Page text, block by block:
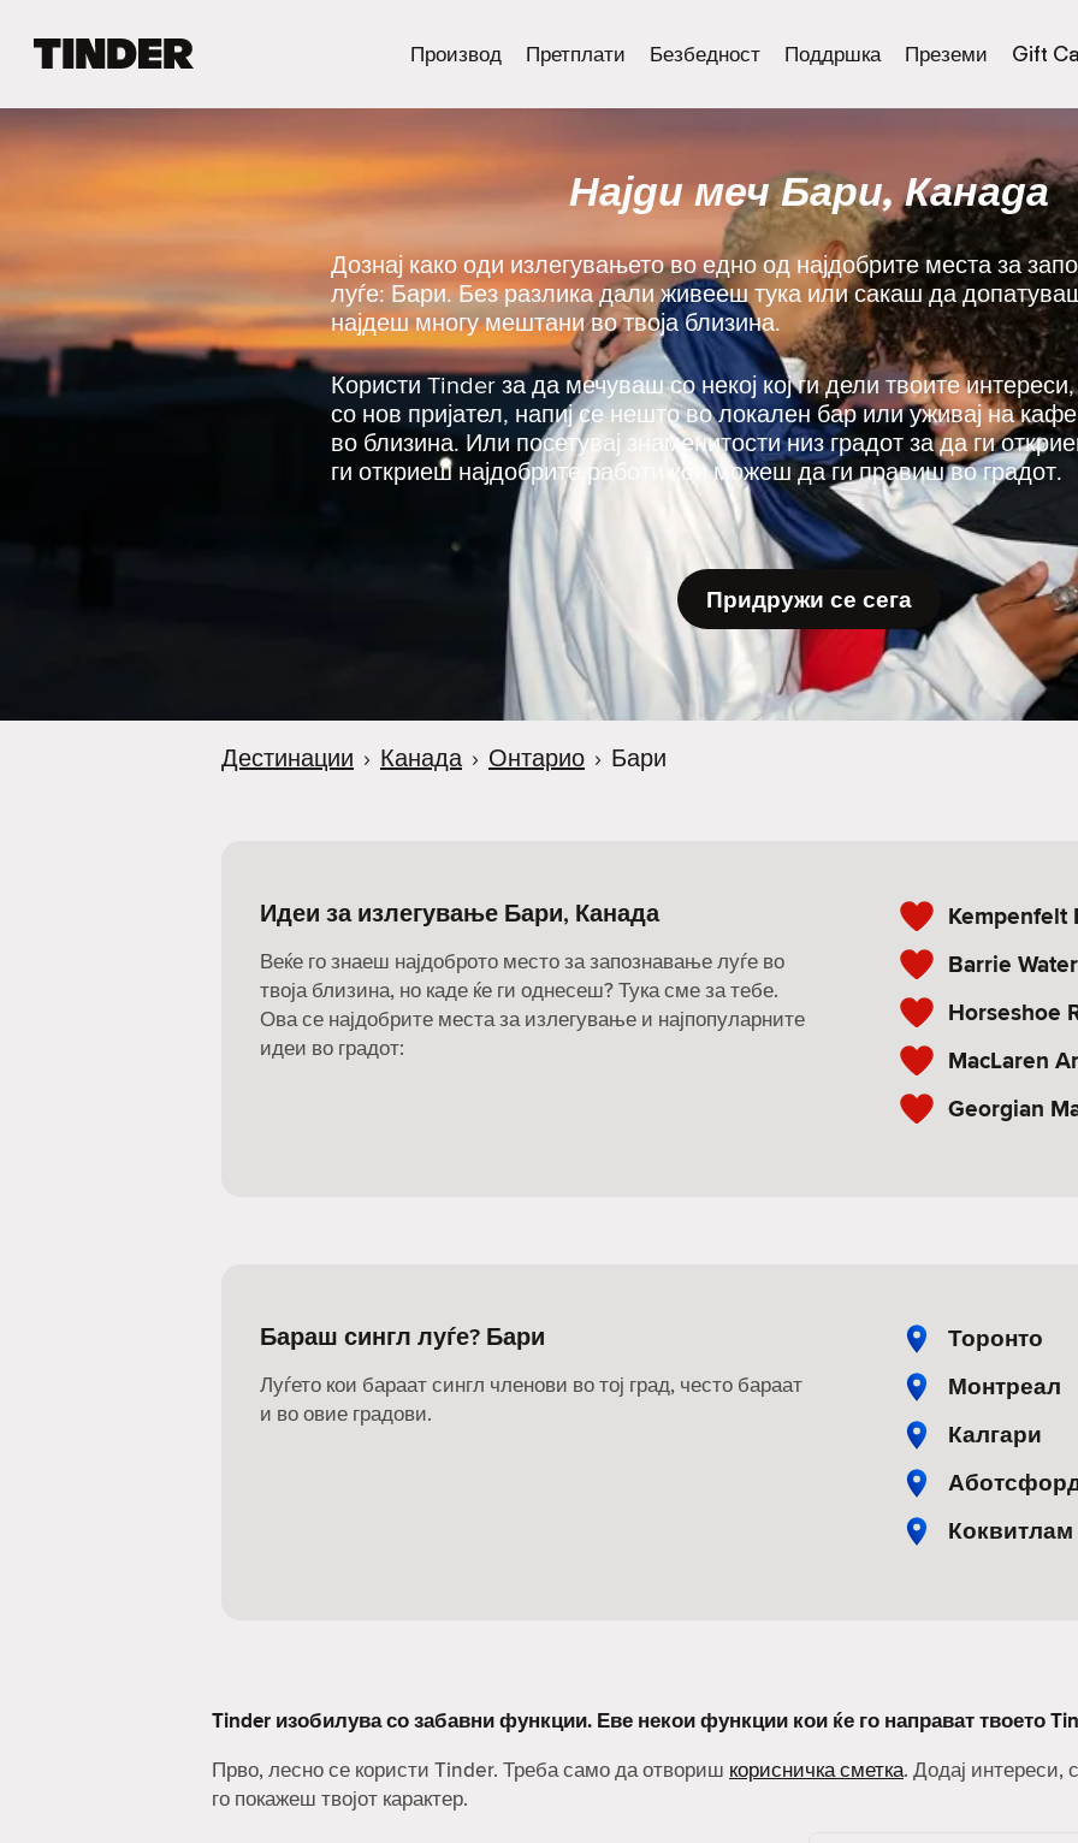
e
Производ Претплати Безбедност Поддршка Преземи Gift
Најди меч Бари, Канада
Дознај како оди излегувањето во едно од најдобрите места за
луѓе: Бари. Без разлика дали живееш тука или сакаш да
најдеш многу мештани во твоја близина.
Користи Tinder за да мечуваш со некој кој ги дели твоите
со нов пријател, напиј се нешто во локален бар или уживај на
во близина. Или посетувај знаменитости низ градот за да ги
ги откриеш најдобрите работи кои можеш да ги правиш во градот.
Придружи се сега
Дестинации › Канада › Онтарио › Бари
Идеи за излегување Бари, Канада
Веќе го знаеш најдоброто место за запознавање луѓе во
твоја близина, но каде ќе ги однесеш? Тука сме за тебе.
Ова се најдобрите места за излегување и најпопуларните
идеи во градот:
Kempenfelt
Barrie
Horseshoe
MacLaren
Georgian
Бараш сингл луѓе? Бари
Луѓето кои бараат сингл членови во тој град, често бараат
и во овие градови.
Торонто
Монтреал
Калгари
Коквитлам
Tinder изобилува со забавни функции. Еве некои функции кои ќе го направат твоето
Прво, лесно се користи Tinder. Треба само да отвориш корисничка сметка. Додај интереси,
го покажеш твојот карактер.